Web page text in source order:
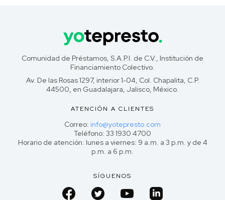
Comunidad de Préstamos, S.A.P.I. de C.V., Institución de
Financiamiento Colectivo.
Av. De las Rosas 1297, interior 1-04, Col. Chapalita, C.P.
44500, en Guadalajara, Jalisco, México.
ATENCIÓN A CLIENTES
Correo: info@yotepresto.com
Teléfono: 33 1930 4700
Horario de atención: lunes a viernes: 9 a.m. a 3 p.m. y de 4
p.m. a 6 p.m.
SÍGUENOS